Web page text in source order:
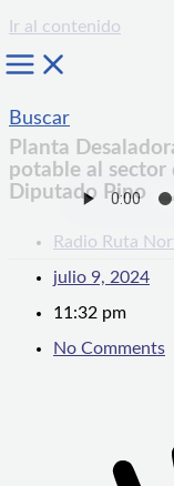
Ir al contenido
Buscar
Planta
potable al sector
Diputado Pino
Radio Ruta
julio 9, 2024
11:32 pm
No Comments